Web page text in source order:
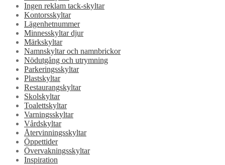
Ingen reklam tack-skyltar
Kontorsskyltar
Lägenhetnummer
Minnesskyltar djur
Märkskyltar
Namnskyltar och namnbrickor
Nödutgång och utrymning
Parkeringsskyltar
Plastskyltar
Restaurangskyltar
Skolskyltar
Toalettskyltar
Varningsskyltar
Vårdskyltar
Återvinningsskyltar
Öppettider
Övervakningsskyltar
Inspiration